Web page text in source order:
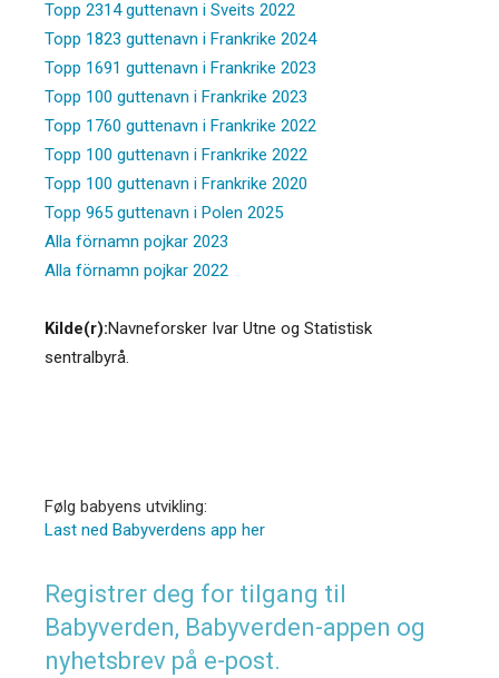
Topp 2314 guttenavn i Sveits 2022
Topp 1823 guttenavn i Frankrike 2024
Topp 1691 guttenavn i Frankrike 2023
Topp 100 guttenavn i Frankrike 2023
Topp 1760 guttenavn i Frankrike 2022
Topp 100 guttenavn i Frankrike 2022
Topp 100 guttenavn i Frankrike 2020
Topp 965 guttenavn i Polen 2025
Alla förnamn pojkar 2023
Alla förnamn pojkar 2022
Kilde(r):Navneforsker Ivar Utne og Statistisk
sentralbyrå.
Følg babyens utvikling:
Last ned Babyverdens app her
Registrer deg for tilgang til
Babyverden, Babyverden-appen og
nyhetsbrev på e-post.